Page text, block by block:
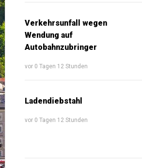
Verkehrsunfall wegen
Wendung auf
Autobahnzubringer
vor 0 Tagen 12 Stunden
Ladendiebstahl
vor 0 Tagen 12 Stunden